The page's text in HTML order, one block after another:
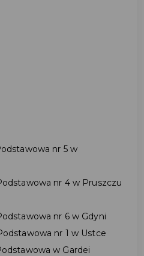
nr 5 w
nr 4 w Pruszczu
nr 6 w Gdyni
nr 1 w Ustce
w Gardei